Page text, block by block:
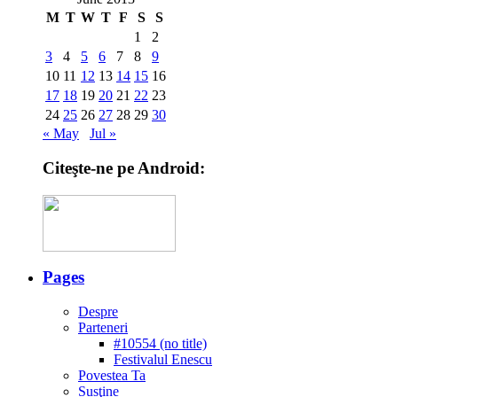
M T W T F S
S
1
2
3
4 5 6 7 8
9
10 11 12 13 14 15 16
17 18 19 20 21 22 23
24 25 26 27 28 29 30
« May
Jul »
Citeşte-ne pe Android:
Pages
Despre
Parteneri
#10554 (no title)
Festivalul Enescu
Povestea Ta
Susţine